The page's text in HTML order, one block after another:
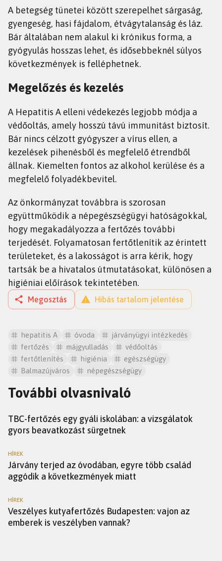
A betegség tünetei között szerepelhet sárgaság,
gyengeség, hasi fájdalom, étvágytalanság és láz.
Bár általában nem alakul ki krónikus forma, a
gyógyulás hosszas lehet, és idősebbeknél súlyos
következmények is felléphetnek.
Megelőzés és kezelés
A Hepatitis A elleni védekezés legjobb módja a
védőoltás, amely hosszú távú immunitást biztosít.
Bár nincs célzott gyógyszer a vírus ellen, a
kezelések pihenésből és megfelelő étrendből
állnak. Kiemelten fontos az alkohol kerülése és a
megfelelő folyadékbevitel.
Az önkormányzat továbbra is szorosan
együttműködik a népegészségügyi hatóságokkal,
hogy megakadályozza a fertőzés további
terjedését. Folyamatosan fertőtlenítik az érintett
területeket, és a lakosságot is arra kérik, hogy
tartsák be a hivatalos útmutatásokat, különösen a
higiéniai előírások tekintetében.
Megosztás Hibás tartalom jelentése
hepatitis A óvoda
járványügyi intézkedés
fertőzés
májgyulladás
védőoltás
fertőtlenítés
higiénia
egészségügy
Balmazújváros
népegészségügy
További olvasnivaló
TBC-fertőzés egy gyáli iskolában: a vizsgálatok
gyors beavatkozást sürgetnek
HÍREK
Járvány terjed az óvodában, egyre több család
aggódik a következmények miatt
HÍREK
Veszélyes kutyafertőzés Budapesten: vajon az
emberek is veszélyben vannak?